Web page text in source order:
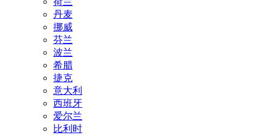
丹麦
挪威
芬兰
波兰
希腊
捷克
意大利
西班牙
爱尔兰
比利时